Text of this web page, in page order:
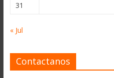
31
« Jul
Contactanos